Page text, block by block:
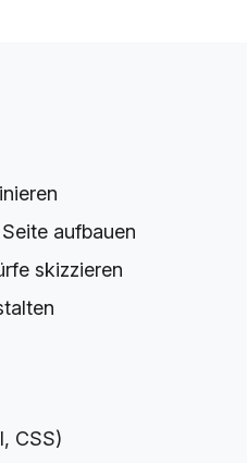
aufbauen
skizzieren
CSS)